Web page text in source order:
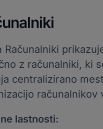
Računalniki
z računalniki, ki
centralizirano
računalnikov
lastnosti: